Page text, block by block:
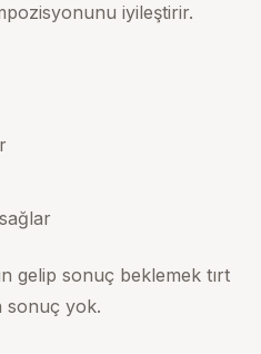
iyileştirir.
gelip sonuç beklemek tırt
sonuç yok.